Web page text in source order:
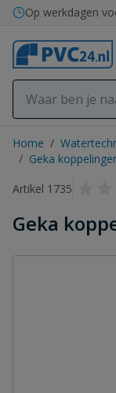
Ga naar de inhoud
Op werkdagen
Home /
/ Geka
Artikel 1735
Geka